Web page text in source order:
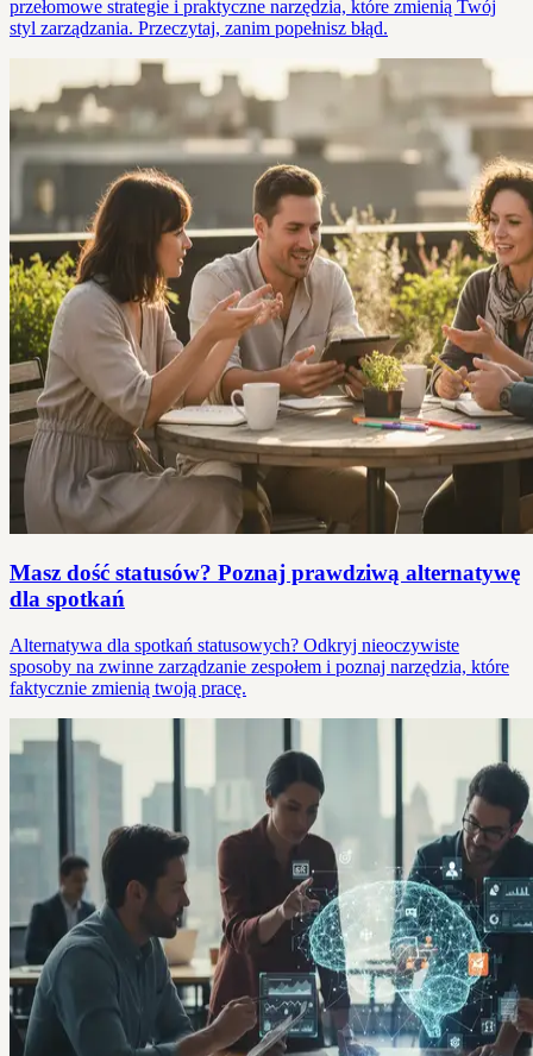
przełomowe strategie i praktyczne narzędzia, które zmienią Twój
styl zarządzania. Przeczytaj, zanim popełnisz błąd.
Masz dość statusów? Poznaj prawdziwą alternatywę
dla spotkań
Alternatywa dla spotkań statusowych? Odkryj nieoczywiste
sposoby na zwinne zarządzanie zespołem i poznaj narzędzia, które
faktycznie zmienią twoją pracę.